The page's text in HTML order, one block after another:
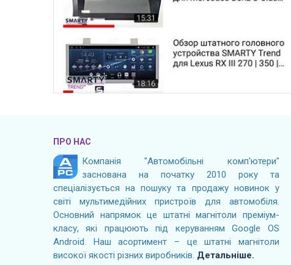
ПРО НАС
Компанія "Автомобільні комп'ютери"
заснована на початку 2010 року та
спеціалізується на пошуку та продажу новинок у
світі мультимедійних пристроїв для автомобіля.
Основний напрямок це штатні магнітоли преміум-
класу, які працюють під керуванням Google OS
Android. Наш асортимент – це штатні магнітоли
високої якості різних виробників. Детальніше.